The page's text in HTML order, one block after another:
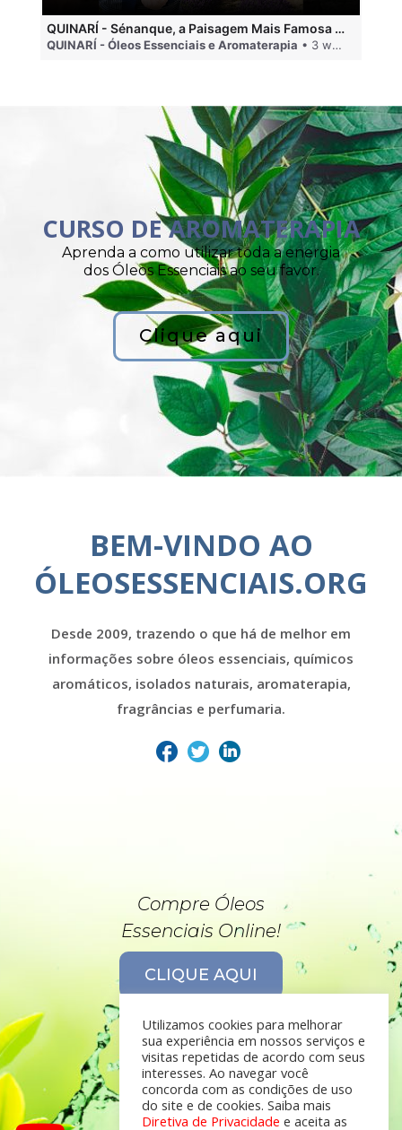
QUINARÍ - Sénanque, a Paisagem Mais Famosa da Aromaterapia
QUINARÍ - Óleos Essenciais e Aromaterapia • 3 weeks ago
CURSO DE AROMATERAPIA
Aprenda a como utilizar toda a energia
dos Óleos Essenciais ao seu favor.
Clique aqui
BEM-VINDO AO
ÓLEOSESSENCIAIS.ORG
Desde 2009, trazendo o que há de melhor em
informações sobre óleos essenciais, químicos
aromáticos, isolados naturais, aromaterapia,
fragrâncias e perfumaria.
Compre Óleos
Essenciais Online!
CLIQUE AQUI
Utilizamos cookies para melhorar
sua experiência em nossos serviços e
visitas repetidas de acordo com seus
interesses. Ao navegar você
concorda com as condições de uso
do site e de cookies. Saiba mais
Diretiva de Privacidade e aceita as